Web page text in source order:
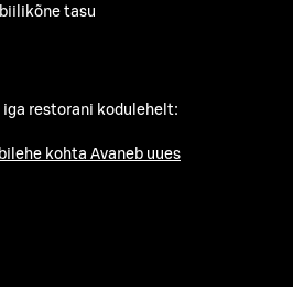
tasu
restorani kodulehelt:
kohta Avaneb uues